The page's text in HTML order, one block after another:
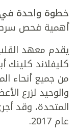
خطوة واحدة
أهمية فحص
يقدم معهد
كليفلاند
من جميع أنحاء
والوحيد لزرع
عام 2017.